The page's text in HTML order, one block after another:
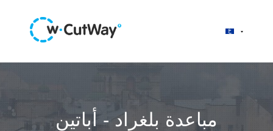
مباعدة بلغراد - أباتين